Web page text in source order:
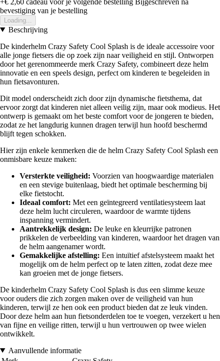
+€ 2,60 cadeau voor je volgende bestelling Bijgeschreven na
bevestiging van je bestelling
Loading...
Beschrijving
De kinderhelm Crazy Safety Cool Splash is de ideale accessoire voor
alle jonge fietsers die op zoek zijn naar veiligheid en stijl. Ontworpen
door het gerenommeerde merk Crazy Safety, combineert deze helm
innovatie en een speels design, perfect om kinderen te begeleiden in
hun fietsavonturen.
Dit model onderscheidt zich door zijn dynamische fietsthema, dat
ervoor zorgt dat kinderen niet alleen veilig zijn, maar ook modieus. Het
ontwerp is gemaakt om het beste comfort voor de jongeren te bieden,
zodat ze het langdurig kunnen dragen terwijl hun hoofd beschermd
blijft tegen schokken.
Hier zijn enkele kenmerken die de helm Crazy Safety Cool Splash een
onmisbare keuze maken:
Versterkte veiligheid: Voorzien van hoogwaardige materialen
en een stevige buitenlaag, biedt het optimale bescherming bij
elke fietstocht.
Ideaal comfort: Met een geïntegreerd ventilatiesysteem laat
deze helm lucht circuleren, waardoor de warmte tijdens
inspanning vermindert.
Aantrekkelijk design: De leuke en kleurrijke patronen
prikkelen de verbeelding van kinderen, waardoor het dragen van
de helm aangenamer wordt.
Gemakkelijke afstelling: Een intuïtief afstelsysteem maakt het
mogelijk om de helm perfect op te laten zitten, zodat deze mee
kan groeien met de jonge fietsers.
De kinderhelm Crazy Safety Cool Splash is dus een slimme keuze
voor ouders die zich zorgen maken over de veiligheid van hun
kinderen, terwijl ze hen ook een product bieden dat ze leuk vinden.
Door deze helm aan hun fietsonderdelen toe te voegen, verzekert u hen
van fijne en veilige ritten, terwijl u hun vertrouwen op twee wielen
ontwikkelt.
Aanvullende informatie